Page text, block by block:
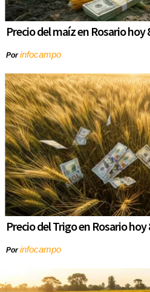
Precio del maíz en Rosario hoy
Porinfocampo
Precio del Trigo en Rosario
Porinfocampo